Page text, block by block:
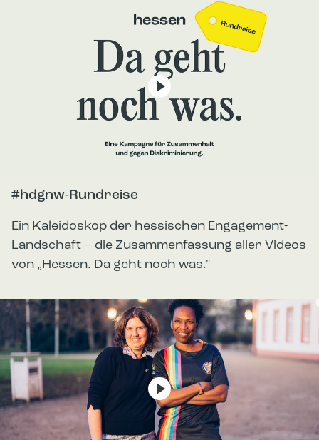
#hdgnw-Rundreise
Ein Kaleidoskop der hessischen Engagement-
Landschaft – die Zusammenfassung aller Videos
von „Hessen. Da geht noch was."